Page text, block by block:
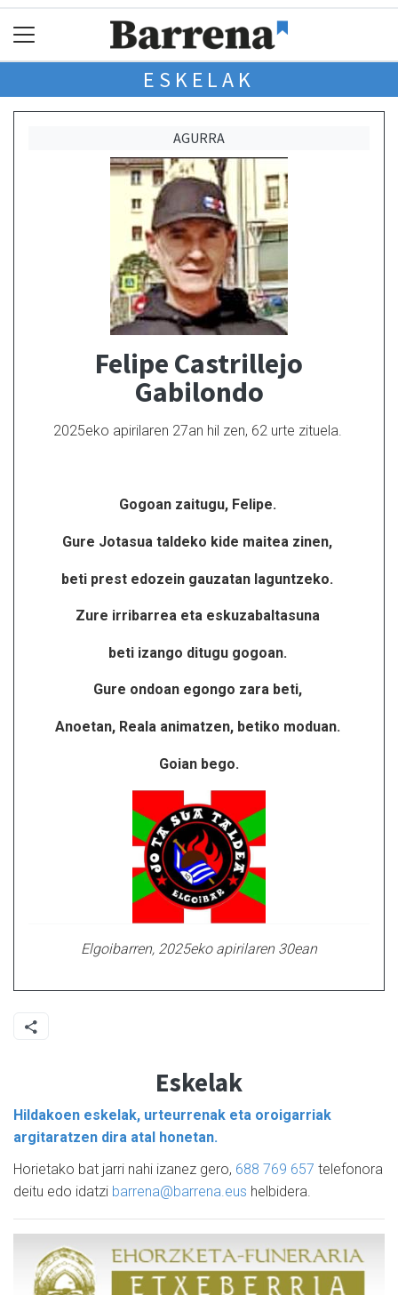
ESKELAK
AGURRA
Felipe Castrillejo
Gabilondo
2025eko apirilaren 27an hil zen, 62 urte zituela.
Gogoan zaitugu, Felipe.
Gure Jotasua taldeko kide maitea zinen,
beti prest edozein gauzatan laguntzeko.
Zure irribarrea eta eskuzabaltasuna
beti izango ditugu gogoan.
Gure ondoan egongo zara beti,
Anoetan, Reala animatzen, betiko moduan.
Goian bego.
Elgoibarren, 2025eko apirilaren 30ean
Eskelak
Hildakoen eskelak, urteurrenak eta oroigarriak
argitaratzen dira atal honetan.
Horietako bat jarri nahi izanez gero, 688 769 657 telefonora
deitu edo idatzi barrena@barrena.eus helbidera.